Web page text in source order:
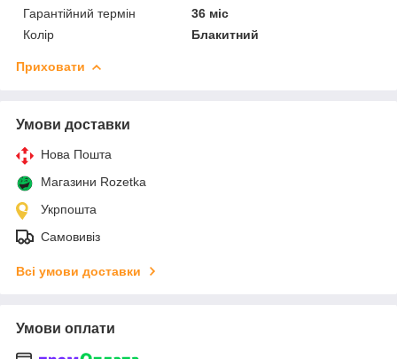
Гарантійний термін
36 міс
Колір
Блакитний
Приховати
Умови доставки
Нова Пошта
Магазини Rozetka
Укрпошта
Самовивіз
Всі умови доставки
Умови оплати